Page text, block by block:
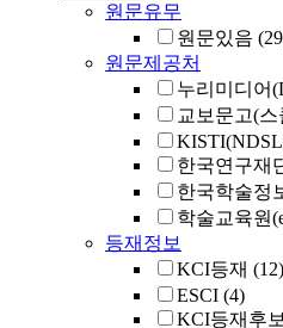
원문유무
원문있음
원문제공처
누리미디어
교보문고(스
한국연구재
한국학술정
학술교육원
등재정보
KCI등재 (12)
ESCI (4)
KCI등재후보